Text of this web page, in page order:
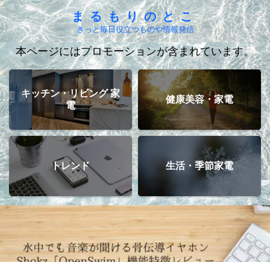
まるもりのとこ
きっと毎日役立つものや情報発信
本ページにはプロモーションが含まれています。
キッチン・リビング 家
電
健康美容・家電
トレンド 生活・季節家電